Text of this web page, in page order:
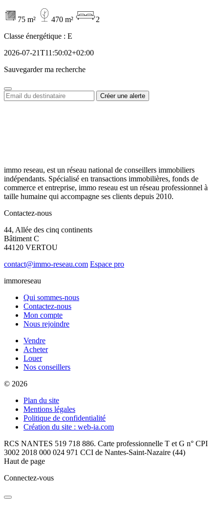
75 m² 470 m²
2
Classe énergétique : E
2026-07-21T11:50:02+02:00
Sauvegarder ma recherche
immo reseau, est un réseau national de conseillers immobiliers
indépendants. Spécialisé en transactions immobilières, fonds de
commerce et entreprise, immo reseau est un réseau professionnel à
taille humaine qui accompagne ses clients depuis 2010.
Contactez-nous
44, Allée des cinq continents
Bâtiment C
44120 VERTOU
contact@immo-reseau.com Espace pro
immoreseau
Qui sommes-nous
Contactez-nous
Mon compte
Nous rejoindre
Vendre
Acheter
Louer
Nos conseillers
© 2026
Plan du site
Mentions légales
Politique de confidentialité
Création du site : web-ia.com
RCS NANTES 519 718 886. Carte professionnelle T et G n° CPI
3002 2018 000 024 971 CCI de Nantes-Saint-Nazaire (44)
Haut de page
Connectez-vous